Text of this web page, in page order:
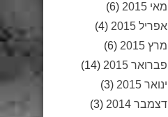
מאי 2015
(6)
אפריל 2015
(4)
מרץ 2015
(6)
פברואר 2015
(14)
ינואר 2015
(3)
דצמבר 2014
(3)